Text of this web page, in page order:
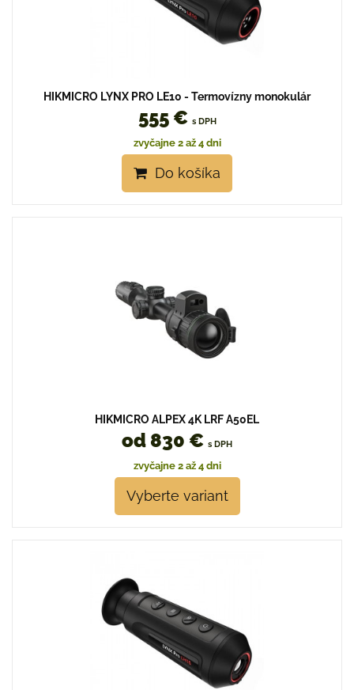
HIKMICRO LYNX PRO LE10 - Termovízny monokulár
555 € s DPH
zvyčajne 2 až 4 dni
Do košíka
HIKMICRO ALPEX 4K LRF A50EL
od 830 € s DPH
zvyčajne 2 až 4 dni
Vyberte variant